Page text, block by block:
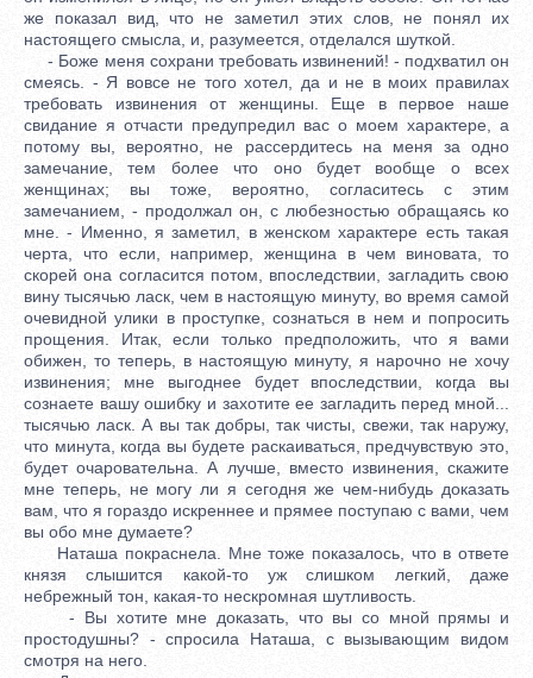
же показал вид, что не заметил этих слов, не понял их
настоящего смысла, и, разумеется, отделался шуткой.
- Боже меня сохрани требовать извинений! - подхватил он
смеясь. - Я вовсе не того хотел, да и не в моих правилах
требовать извинения от женщины. Еще в первое наше
свидание я отчасти предупредил вас о моем характере, а
потому вы, вероятно, не рассердитесь на меня за одно
замечание, тем более что оно будет вообще о всех
женщинах; вы тоже, вероятно, согласитесь с этим
замечанием, - продолжал он, с любезностью обращаясь ко
мне. - Именно, я заметил, в женском характере есть такая
черта, что если, например, женщина в чем виновата, то
скорей она согласится потом, впоследствии, загладить свою
вину тысячью ласк, чем в настоящую минуту, во время самой
очевидной улики в проступке, сознаться в нем и попросить
прощения. Итак, если только предположить, что я вами
обижен, то теперь, в настоящую минуту, я нарочно не хочу
извинения; мне выгоднее будет впоследствии, когда вы
сознаете вашу ошибку и захотите ее загладить перед мной...
тысячью ласк. А вы так добры, так чисты, свежи, так наружу,
что минута, когда вы будете раскаиваться, предчувствую это,
будет очаровательна. А лучше, вместо извинения, скажите
мне теперь, не могу ли я сегодня же чем-нибудь доказать
вам, что я гораздо искреннее и прямее поступаю с вами, чем
вы обо мне думаете?
Наташа покраснела. Мне тоже показалось, что в ответе
князя слышится какой-то уж слишком легкий, даже
небрежный тон, какая-то нескромная шутливость.
- Вы хотите мне доказать, что вы со мной прямы и
простодушны? - спросила Наташа, с вызывающим видом
смотря на него.